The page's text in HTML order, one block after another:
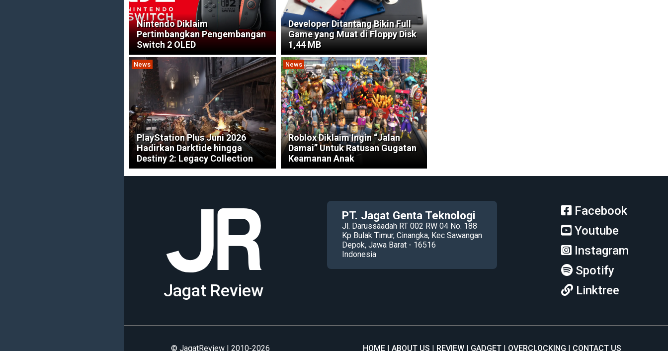
Nintendo Diklaim
Pertimbangkan Pengembangan
Switch 2 OLED
Developer Ditantang Bikin Full
Game yang Muat di Floppy Disk
1,44 MB
News
PlayStation Plus Juni 2026
Hadirkan Darktide hingga
Destiny 2: Legacy Collection
News
Roblox Diklaim Ingin “Jalan
Damai” Untuk Ratusan Gugatan
Keamanan Anak
Jagat Review
PT. Jagat Genta Teknologi
Jl. Darussaadah RT 002 RW 04 No. 188
Kp Bulak Timur, Cinangka, Kec Sawangan
Depok, Jawa Barat - 16516
Indonesia
Facebook
Youtube
Instagram
Spotify
Linktree
© JagatReview | 2010-2026 HOME ABOUT US REVIEW GADGET OVERCLOCKING CONTACT US